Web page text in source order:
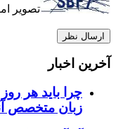
تصویر
آخرین اخبار
زبان متخصص